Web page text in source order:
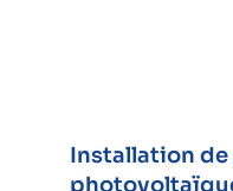
Installation de